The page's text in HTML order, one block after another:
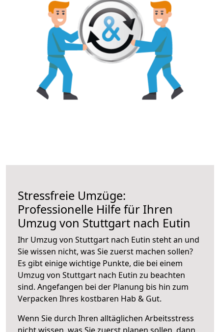
Stressfreie Umzüge:
Professionelle Hilfe für Ihren
Umzug von Stuttgart nach Eutin
Ihr Umzug von Stuttgart nach Eutin steht an und
Sie wissen nicht, was Sie zuerst machen sollen?
Es gibt einige wichtige Punkte, die bei einem
Umzug von Stuttgart nach Eutin zu beachten
sind. Angefangen bei der Planung bis hin zum
Verpacken Ihres kostbaren Hab & Gut.
Wenn Sie durch Ihren alltäglichen Arbeitsstress